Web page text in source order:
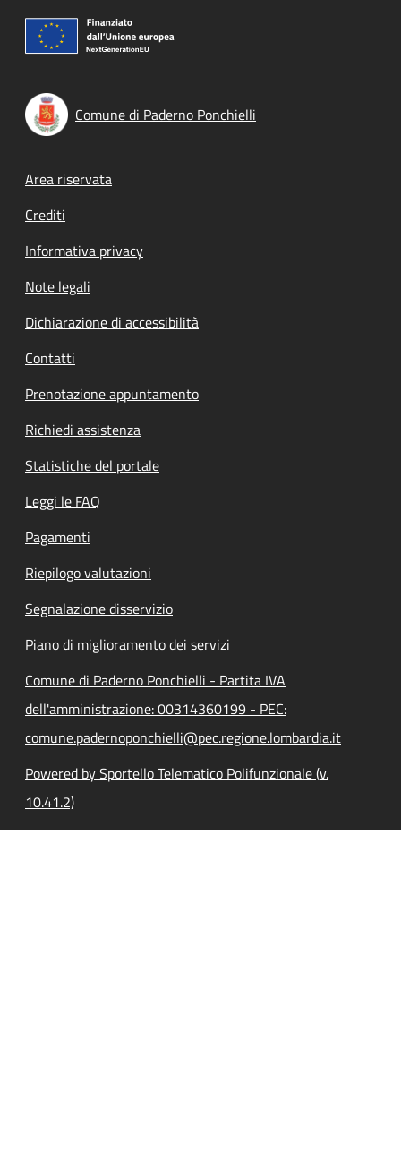
Comune di Paderno Ponchielli
Footer menu
Area riservata
Crediti
Informativa privacy
Note legali
Dichiarazione di accessibilità
Contatti
Prenotazione appuntamento
Richiedi assistenza
Statistiche del portale
Leggi le FAQ
Pagamenti
Riepilogo valutazioni
Segnalazione disservizio
Piano di miglioramento dei servizi
Comune di Paderno Ponchielli - Partita IVA
dell'amministrazione: 00314360199 - PEC:
comune.padernoponchielli@pec.regione.lombardia.it
Powered by Sportello Telematico Polifunzionale (v.
10.41.2)